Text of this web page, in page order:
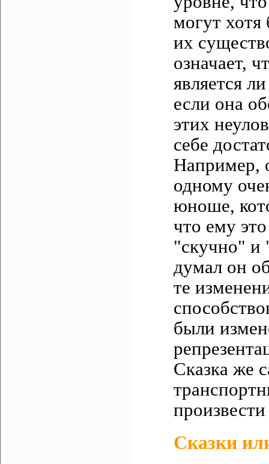
могут хотя
их
означает,
является
если она
этих
себе
Например,
одному
юноше,
что ему
"скучно" и
думал он
те
были
Сказка же
Сказки